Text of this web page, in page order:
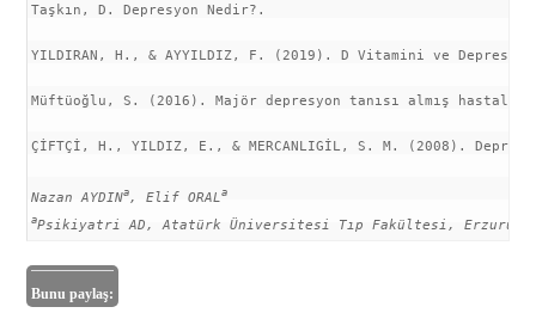
Taşkın, D. Depresyon Nedir?.
YILDIRAN, H., & AYYILDIZ, F. (2019). D Vitamini ve
Müftüoğlu, S. (2016). Majör depresyon tanısı almış
ÇİFTÇİ, H., YILDIZ, E., & MERCANLIGİL, S. M. (2008).
Nazan AYDINa, Elif ORALa
aPsikiyatri AD, Atatürk Üniversitesi Tıp Fakültesi, Erzurum
Bunu paylaş: